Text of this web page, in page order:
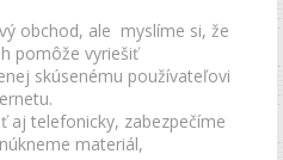
obchod, ale myslíme si, že
pomôže vyriešiť
skúsenému používateľovi
aj telefonicky, zabezpečíme
materiál,